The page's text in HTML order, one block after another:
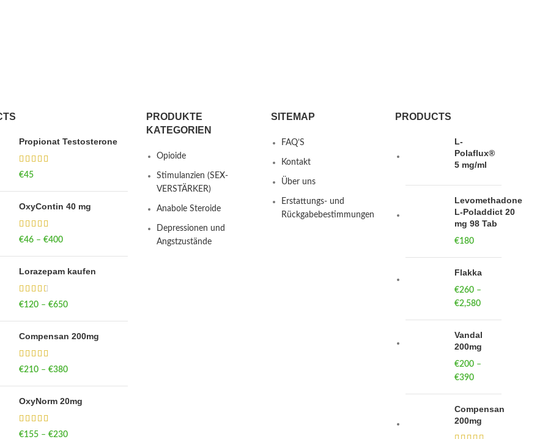
Propionat Testosterone
€45
OxyContin 40 mg
€46 – €400Price range: €46
Lorazepam kaufen
€120 – €650Price range: €120
Compensan 200mg
€210 – €380Price range: €210
OxyNorm 20mg
€155 – €230Price range: €155
PRODUKTE
KATEGORIEN
Opioide
Stimulanzien (SEX-
VERSTÄRKER)
Anabole Steroide
Depressionen und
Angstzustände
SITEMAP
FAQ’S
Kontakt
Über uns
Erstattungs- und
Rückgabebestimmungen
PRODUCTS
L-
Polaflux®
5 mg/ml
Levomethadone
L-Poladdict 20
mg 98 Tab
€180
Flakka
€260 –
€2,580
€260
through
Vandal
200mg
€200 –
€390
through
Compensan
200mg